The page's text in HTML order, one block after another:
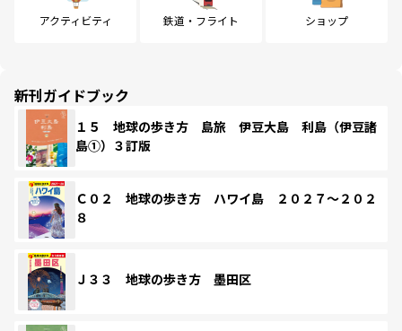
アクティビティ 鉄道・フライト ショップ
新刊ガイドブック
１５ 地球の歩き方 島旅 伊豆大島 利島（伊豆諸
島①）３訂版
Ｃ０２ 地球の歩き方 ハワイ島 ２０２７～２０２
８
Ｊ３３ 地球の歩き方 墨田区